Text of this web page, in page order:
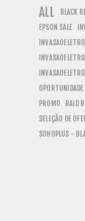
ALL BLACK
EPSON SALE
PROMO
RAID
SELEÇÃO DE
SOHOPLUS -